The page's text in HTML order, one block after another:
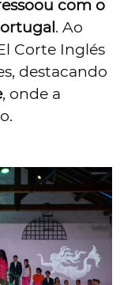
com o
. Ao
Corte Inglés
destacando
, onde a